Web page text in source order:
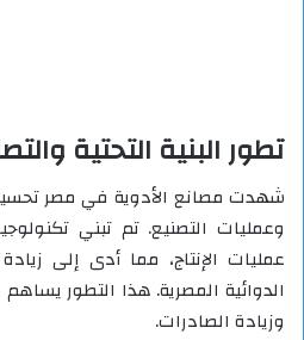
تطور البنية التحتية
شهدت مصانع الأدوية في مصر
وعمليات التصنيع. تم تبني
عمليات الإنتاج، مما أدى إلى
الدوائية المصرية. هذا التطور يساهم
وزيادة الصادرات.